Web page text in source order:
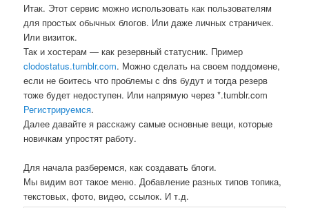
Итак. Этот сервис можно использовать как пользователям
для простых обычных блогов. Или даже личных страничек.
Или визиток.
Так и хостерам — как резервный статусник. Пример
clodostatus.tumblr.com. Можно сделать на своем поддомене,
если не боитесь что проблемы с dns будут и тогда резерв
тоже будет недоступен. Или напрямую через *.tumblr.com
Регистрируемся.
Далее давайте я расскажу самые основные вещи, которые
новичкам упростят работу.
Для начала разберемся, как создавать блоги.
Мы видим вот такое меню. Добавление разных типов топика,
текстовых, фото, видео, ссылок. И т.д.